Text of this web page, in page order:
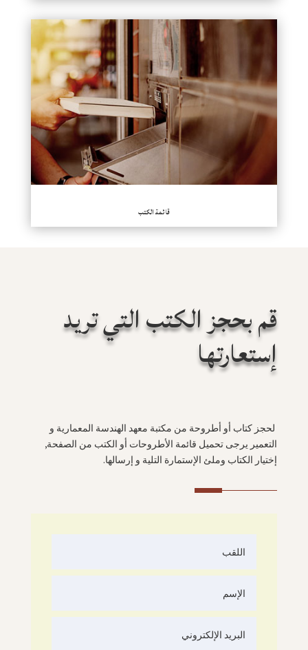
قائمة الكتب
قم بحجز الكتب التي تريد
إستعارتها
لحجز كتاب أو أطروحة من مكتبة معهد الهندسة المعمارية و
التعمير يرجى تحميل قائمة الأطروحات أو الكتب من الصفحة,
إختيار الكتاب وملئ الإستمارة التلية و إرسالها.